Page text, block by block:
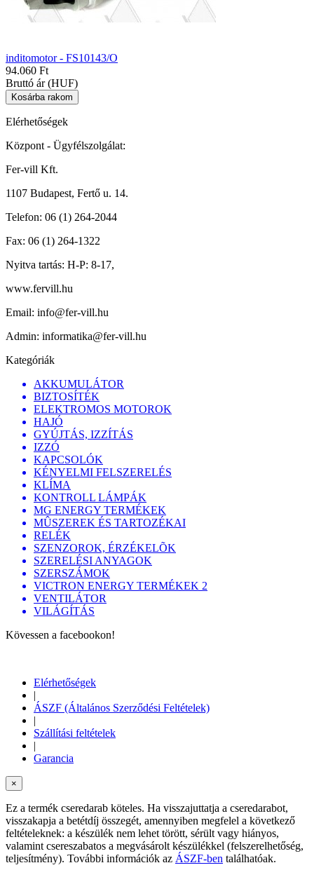
inditomotor - FS10143/O
94.060 Ft
Bruttó ár (HUF)
Elérhetőségek
Központ - Ügyfélszolgálat:
Fer-vill Kft.
1107 Budapest, Fertő u. 14.
Telefon: 06 (1) 264-2044
Fax: 06 (1) 264-1322
Nyitva tartás: H-P: 8-17,
www.fervill.hu
Email: info@fer-vill.hu
Admin: informatika@fer-vill.hu
Kategóriák
AKKUMULÁTOR
BIZTOSÍTÉK
ELEKTROMOS MOTOROK
HAJÓ
GYÚJTÁS, IZZÍTÁS
IZZÓ
KAPCSOLÓK
KÉNYELMI FELSZERELÉS
KLÍMA
KONTROLL LÁMPÁK
MG ENERGY TERMÉKEK
MÛSZEREK ÉS TARTOZÉKAI
RELÉK
SZENZOROK, ÉRZÉKELÕK
SZERELÉSI ANYAGOK
SZERSZÁMOK
VICTRON ENERGY TERMÉKEK 2
VENTILÁTOR
VILÁGÍTÁS
Kövessen a facebookon!
Elérhetőségek
|
ÁSZF (Általános Szerződési Feltételek)
|
Szállítási feltételek
|
Garancia
×
Ez a termék cseredarab köteles. Ha visszajuttatja a cseredarabot,
visszakapja a betétdíj összegét, amennyiben megfelel a következő
feltételeknek: a készülék nem lehet törött, sérült vagy hiányos,
valamint csereszabatos a megvásárolt készülékkel (felszerelhetőség,
teljesítmény). További információk az ÁSZF-ben találhatóak.